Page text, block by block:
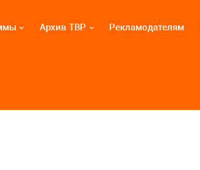
Архив ТВР Рекламодателям